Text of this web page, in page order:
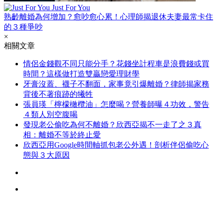
Just For You
熟齡離婚為何增加？愈吵愈心累！心理師揭退休夫妻最常卡住
的３種爭吵
×
相關文章
情侶金錢觀不同只能分手？花錢坐計程車是浪費錢或買
時間？這樣做打造雙贏戀愛理財學
牙膏沒蓋、襪子不翻面，家事竟引爆離婚？律師揭家務
背後不著痕跡的犧牲
張員瑛「檸檬橄欖油」怎麼喝？營養師曝４功效，警告
４類人別空腹喝
發現老公偷吃為何不離婚？欣西亞揭不一走了之３真
相：離婚不等於終止愛
欣西亞用Google時間軸抓包老公外遇！剖析伴侶偷吃心
態與３大原因